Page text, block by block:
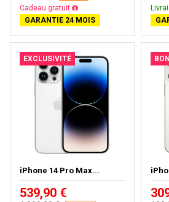
Cadeau gratuit
GARANTIE 24 MOIS
EXCLUSIVITÉ
iPhone 14 Pro Max...
539,90 €